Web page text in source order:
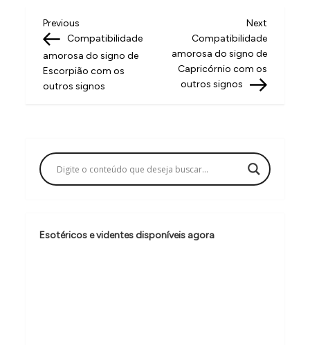
N
a
v
e
ç
ã
d
Previous
Post
Previous
Compatibilidade
amorosa do signo de
Escorpião com os
outros signos
Next
Post
Next
Compatibilidade
amorosa do signo de
Capricórnio com os
outros signos
Esotéricos e videntes disponíveis agora